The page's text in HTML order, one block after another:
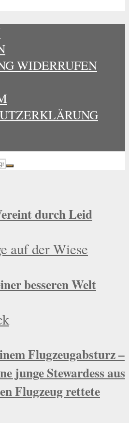
WIDERRUFEN
durch Leid
besseren Welt
Flugzeugabsturz –
junge Stewardess aus
Flugzeug rettete